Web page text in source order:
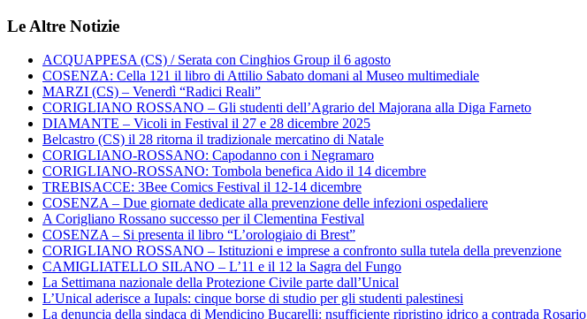
Le Altre Notizie
ACQUAPPESA (CS) / Serata con Cinghios Group il 6 agosto
COSENZA: Cella 121 il libro di Attilio Sabato domani al Museo multimediale
MARZI (CS) – Venerdì “Radici Reali”
CORIGLIANO ROSSANO – Gli studenti dell’Agrario del Majorana alla Diga Farneto
DIAMANTE – Vicoli in Festival il 27 e 28 dicembre 2025
Belcastro (CS) il 28 ritorna il tradizionale mercatino di Natale
CORIGLIANO-ROSSANO: Capodanno con i Negramaro
CORIGLIANO-ROSSANO: Tombola benefica Aido il 14 dicembre
TREBISACCE: 3Bee Comics Festival il 12-14 dicembre
COSENZA – Due giornate dedicate alla prevenzione delle infezioni ospedaliere
A Corigliano Rossano successo per il Clementina Festival
COSENZA – Si presenta il libro “L’orologiaio di Brest”
CORIGLIANO ROSSANO – Istituzioni e imprese a confronto sulla tutela della prevenzione
CAMIGLIATELLO SILANO – L’11 e il 12 la Sagra del Fungo
La Settimana nazionale della Protezione Civile parte dall’Unical
L’Unical aderisce a Iupals: cinque borse di studio per gli studenti palestinesi
La denuncia della sindaca di Mendicino Bucarelli: nsufficiente ripristino idrico a contrada Rosario